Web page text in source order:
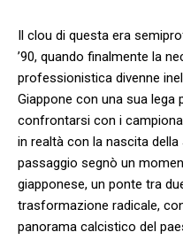
Il clou di questa era
⁤’90, quando finalmente la
professionistica divenne
Giappone con‌ una sua⁤
confrontarsi con ‍i
in⁢ realtà con⁣ la⁢ nascita
passaggio segnò un
giapponese, un ponte tra
trasformazione radicale,
panorama calcistico del